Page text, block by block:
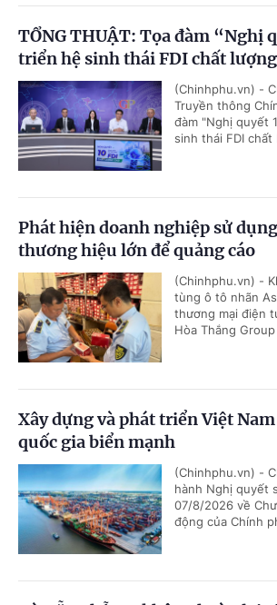
TỔNG THUẬT: Tọa đàm “Nghị
triển hệ sinh thái FDI chất
(Chinhphu.vn) -
Truyền thông
đàm "Nghị quyết
sinh thái FDI
Phát hiện doanh nghiệp sử
thương hiệu lớn để quảng cáo
(Chinhphu.vn) -
tùng ô tô nhãn
thương mại điện
Hòa Thắng
Xây dựng và phát triển Việt
quốc gia biển mạnh
(Chinhphu.vn) -
hành Nghị quyết
07/8/2026 về
động của Chính